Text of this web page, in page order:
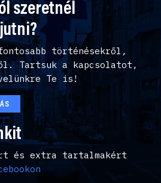
szeretnél
történésekről,
Tartsuk a kapcsolatot,
Te is!
és extra tartalmakért